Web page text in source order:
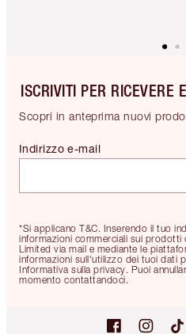
ISCRIVITI PER RICEVERE
Scopri in anteprima nuovi
*Si applicano T&C. Inserendo il tuo
informazioni commerciali sui
Limited via mail e mediante le
informazioni sull'utilizzo dei tuoi dati
Informativa sulla privacy. Puoi
momento contattandoci.
Indirizzo e-mail